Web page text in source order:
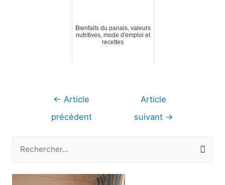
Bienfaits du panais, valeurs
nutritives, mode d'emploi et
recettes
Navigation
← Article
précédent
Article
suivant →
c